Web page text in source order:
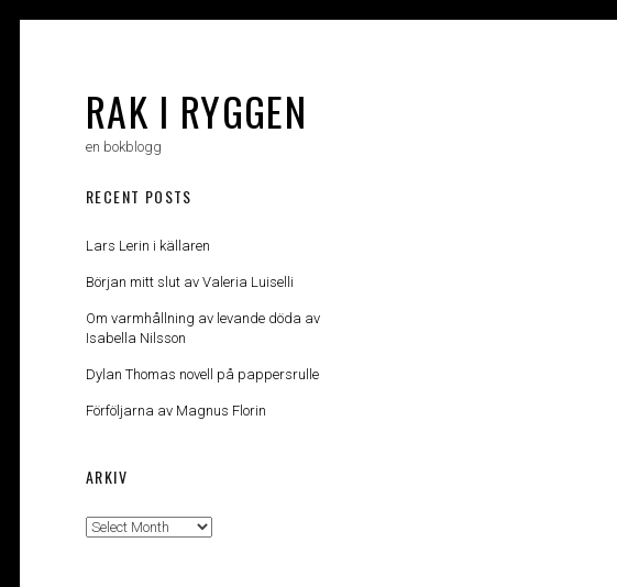
RAK I RYGGEN
en bokblogg
RECENT POSTS
Lars Lerin i källaren
Början mitt slut av Valeria Luiselli
Om varmhållning av levande döda av
Isabella Nilsson
Dylan Thomas novell på pappersrulle
Förföljarna av Magnus Florin
ARKIV
Arkiv